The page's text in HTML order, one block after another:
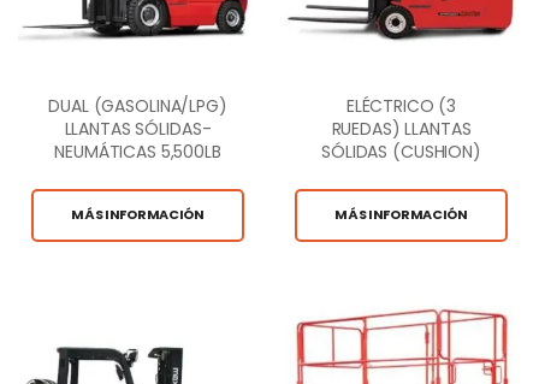
DUAL (GASOLINA/LPG)
LLANTAS SÓLIDAS-
NEUMÁTICAS 5,500LB
MÁS INFORMACIÓN
ELÉCTRICO (3
RUEDAS) LLANTAS
SÓLIDAS (CUSHION)
MÁS INFORMACIÓN